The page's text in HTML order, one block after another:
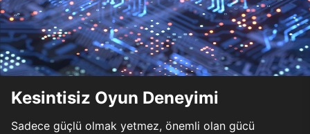
Kesintisiz Oyun Deneyimi
Sadece güçlü olmak yetmez, önemli olan gücü